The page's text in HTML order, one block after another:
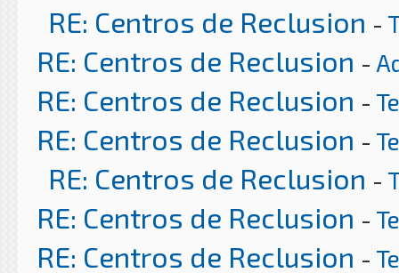
RE: Centros de Reclusion -
RE: Centros de Reclusion -
RE: Centros de Reclusion -
RE: Centros de Reclusion -
RE: Centros de Reclusion -
RE: Centros de Reclusion -
RE: Centros de Reclusion -